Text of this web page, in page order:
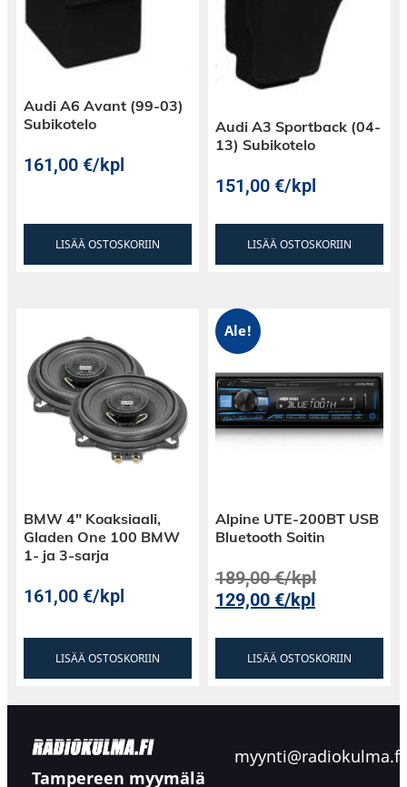
Audi A6 Avant (99-03)
Subikotelo
161,00€/kpl
LISÄÄ OSTOSKORIIN
Audi A3 Sportback (04-
13) Subikotelo
151,00€/kpl
LISÄÄ OSTOSKORIIN
BMW 4″ Koaksiaali,
Gladen One 100 BMW
1- ja 3-sarja
161,00€/kpl
LISÄÄ OSTOSKORIIN
Ale!
Alpine UTE-200BT USB
Bluetooth Soitin
189,00€/kpl
129,00€/kpl
LISÄÄ OSTOSKORIIN
Tampereen myymälä
myynti@radiokulma.fi